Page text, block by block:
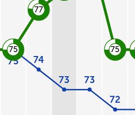
75 74
73 73
72
75
77
75